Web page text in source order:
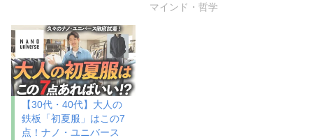
マインド・哲学
【30代・40代】大人の
鉄板「初夏服」はこの7
点！ナノ・ユニバース